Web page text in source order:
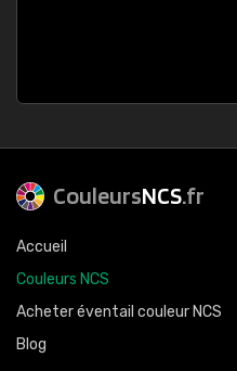
CouleursNCS.fr
Accueil
Couleurs NCS
Acheter éventail couleur NCS
Blog